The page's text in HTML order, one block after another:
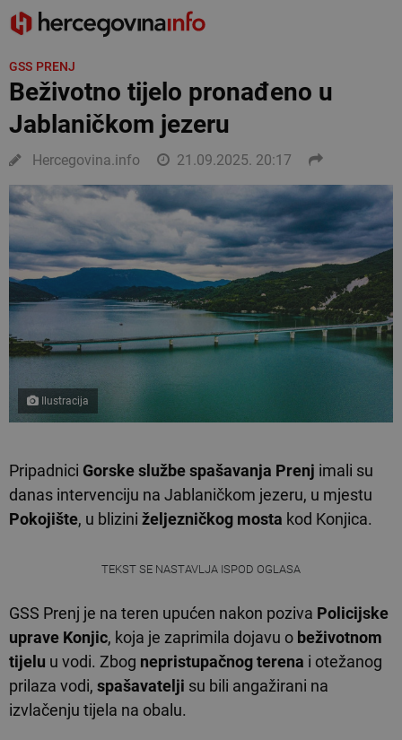
GSS PRENJ
Beživotno tijelo pronađeno u
Jablaničkom jezeru
Hercegovina.info 21.09.2025. 20:17
Ilustracija
Pripadnici Gorske službe spašavanja Prenj imali su
danas intervenciju na Jablaničkom jezeru, u mjestu
Pokojište, u blizini željezničkog mosta kod Konjica.
TEKST SE NASTAVLJA ISPOD OGLASA
GSS Prenj je na teren upućen nakon poziva Policijske
uprave Konjic, koja je zaprimila dojavu o beživotnom
tijelu u vodi. Zbog nepristupačnog terena i otežanog
prilaza vodi, spašavatelji su bili angažirani na
izvlačenju tijela na obalu.